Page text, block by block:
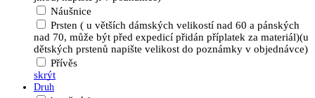
Náušnice
Prsten ( u větších dámských velikostí nad 60 a pánských
nad 70, může být před expedicí přidán příplatek za materiál)(u
dětských prstenů napište velikost do poznámky v objednávce)
Přívěs
skrýt
Druh